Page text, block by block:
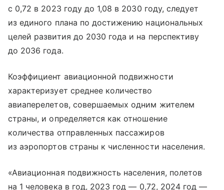
с 0,72 в 2023 году до 1,08 в 2030 году, следует
из единого плана по достижению национальных
целей развития до 2030 года и на перспективу
до 2036 года.
Коэффициент авиационной подвижности
характеризует среднее количество
авиаперелетов, совершаемых одним жителем
страны, и определяется как отношение
количества отправленных пассажиров
из аэропортов страны к численности населения.
«Авиационная подвижность населения, полетов
на 1 человека в год, 2023 год — 0,72, 2024 год —